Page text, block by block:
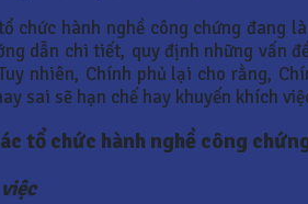
chức hành nghề công chứng đang
dẫn chi tiết, quy định những vấn
nhiên, Chính phủ lại cho rằng,
sai sẽ hạn chế hay khuyến khích
tổ chức hành nghề công